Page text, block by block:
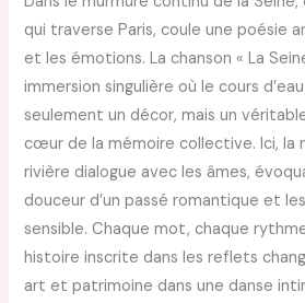
qui traverse Paris, coule une poésie
et les émotions. La chanson « La
immersion singulière où le cours
seulement un décor, mais un
cœur de la mémoire collective. Ici, la
rivière dialogue avec les âmes,
douceur d’un passé romantique et
sensible. Chaque mot, chaque
histoire inscrite dans les reflets
art et patrimoine dans une danse